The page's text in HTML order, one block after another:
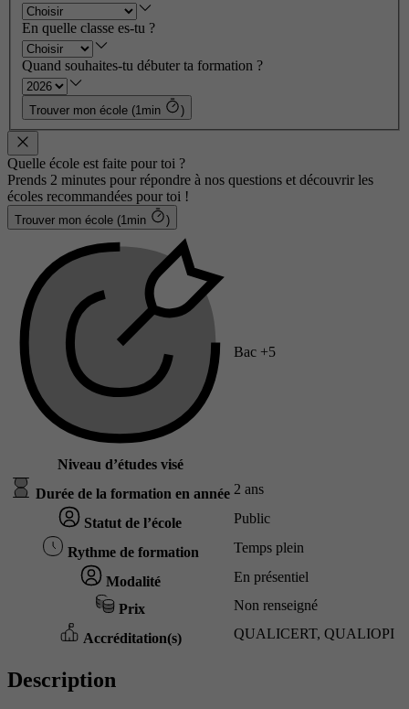
En quelle classe es-tu ?
Quand souhaites-tu débuter ta formation ?
Trouver mon école (1min )
Quelle école est faite pour toi ?
Prends 2 minutes pour répondre à nos questions et découvrir les
écoles recommandées pour toi !
Trouver mon école (1min )
Niveau d’études visé
Bac +5
Durée de la formation en année 2 ans
Statut de l’école Public
Rythme de formation Temps plein
Modalité En présentiel
Prix Non renseigné
Accréditation(s) QUALICERT, QUALIOPI
Description